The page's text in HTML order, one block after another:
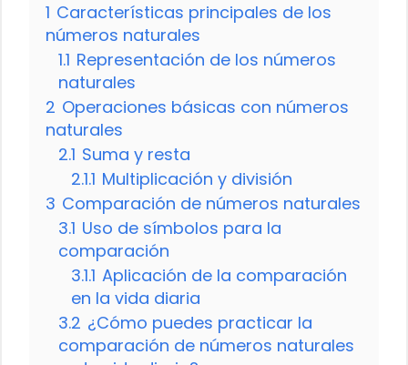
1 Características principales de los
números naturales
1.1 Representación de los números
naturales
2 Operaciones básicas con números
naturales
2.1 Suma y resta
2.1.1 Multiplicación y división
3 Comparación de números naturales
3.1 Uso de símbolos para la
comparación
3.1.1 Aplicación de la comparación
en la vida diaria
3.2 ¿Cómo puedes practicar la
comparación de números naturales